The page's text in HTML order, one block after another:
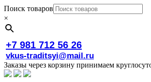
Поиск товаров
×
+7 981 712 56 26
vkus-traditsyi@mail.ru
Заказы через корзину принимаем